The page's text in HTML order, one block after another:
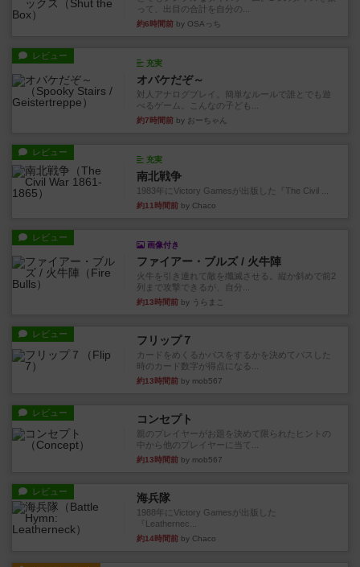
って、出目の合計を自分の...
約6時間前 by OSAっち
レビュー
充実
オバケだぞ～
対人アナログプレイ。簡単なルールで誰とでも遊
べるゲーム。こんなの子ども...
約7時間前 by おーちゃん
レビュー
充実
南北戦争
1983年にVictory Gamesが出版した『The Civil ...
約11時間前 by Chaco
レビュー
画像付き
ファイアー・ブルズ / 火牛陣
火牛を引き連れて敵を殲滅させる。縦か斜めで前2
列まで攻撃できるが、自分...
約13時間前 by うらまこ
レビュー フリップ７
カードをめくるかパスをするかを決めてパスした
時のカード数字が得点になる...
約13時間前 by mob567
レビュー コンセプト
親のプレイヤーがお題を決めて限られたヒントの
中から他のプレイヤーに当て...
約13時間前 by mob567
レビュー 海兵隊
1988年にVictory Gamesが出版した
『Leathernec...
約14時間前 by Chaco